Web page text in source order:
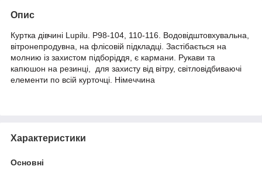
Опис
Куртка дівчині Lupilu. Р98-104, 110-116. Водовідштовхувальна,
вітронепродувна, на флісовій підкладці. Застібається на
молнию із захистом підборіддя, є кармани. Рукави та
капюшон на резинці, для захисту від вітру, світловідбиваючі
елементи по всій курточці. Німеччина
Характеристики
Основні